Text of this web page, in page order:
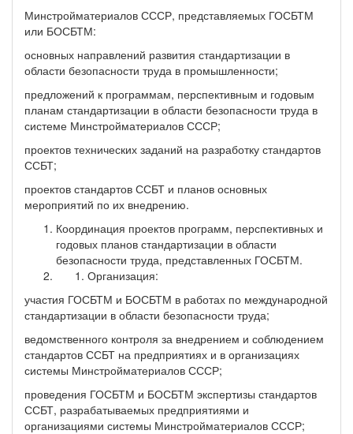
Минстройматериалов СССР, представляемых ГОСБТМ
или БОСБТМ:
основных направлений развития стандартизации в
области безопасности труда в промышленности;
предложений к программам, перспективным и годовым
планам стандартизации в области безопасности труда в
системе Минстройматериалов СССР;
проектов технических заданий на разработку стандартов
ССБТ;
проектов стандартов ССБТ и планов основных
мероприятий по их внедрению.
Координация проектов программ, перспективных и
годовых планов стандартизации в области
безопасности труда, представленных ГОСБТМ.
Организация:
участия ГОСБТМ и БОСБТМ в работах по международной
стандартизации в области безопасности труда;
ведомственного контроля за внедрением и соблюдением
стандартов ССБТ на предприятиях и в организациях
системы Минстройматериалов СССР;
проведения ГОСБТМ и БОСБТМ экспертизы стандартов
ССБТ, разрабатываемых предприятиями и
организациями системы Минстройматериалов СССР;